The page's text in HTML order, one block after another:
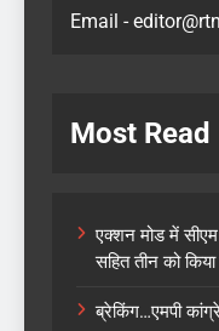
Email -
Most Read
एक्शन मोड में
सहित तीन को
ब्रेकिंग…एमपी